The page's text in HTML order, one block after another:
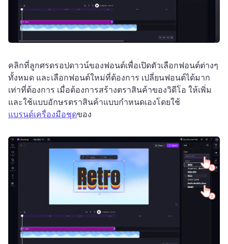
คลิกที่ลูกศรดรอปดาวน์ของฟอนต์เพื่อเปิดตัวเลือกฟอนต์ต่างๆ
ทั้งหมด และเลือกฟอนต์ใหม่ที่ต้องการ เปลี่ยนฟอนต์ได้มาก
เท่าที่ต้องการ เมื่อต้องการสร้างตราสินค้าของวิดีโอ ให้เพิ่ม
และใช้แบบอักษรตราสินค้าแบบกําหนดเองโดยใช้
แบรนด์เครื่องมือชุดของ